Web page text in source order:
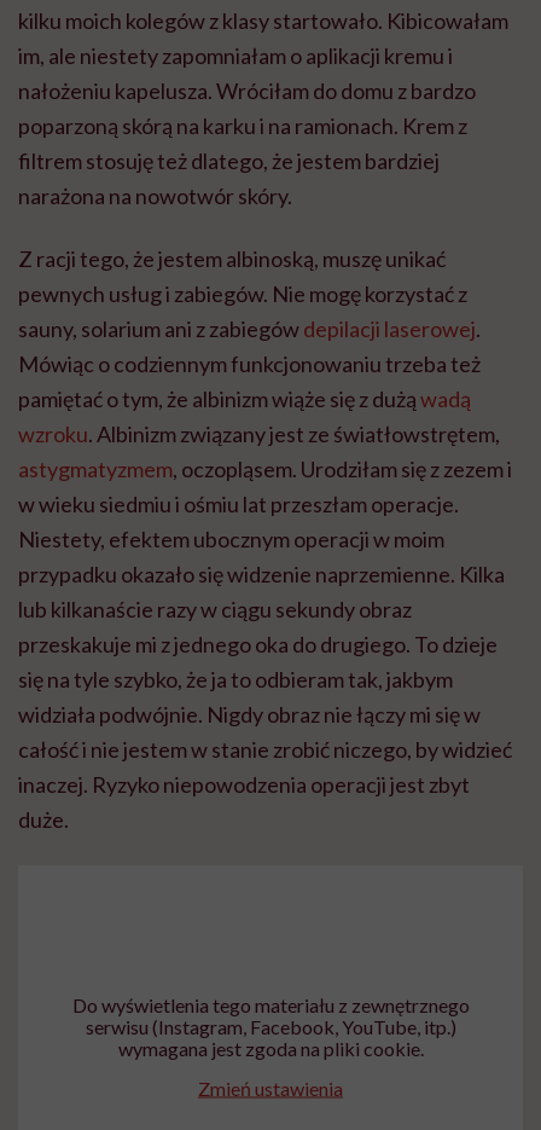
kilku moich kolegów z klasy startowało. Kibicowałam
im, ale niestety zapomniałam o aplikacji kremu i
nałożeniu kapelusza. Wróciłam do domu z bardzo
poparzoną skórą na karku i na ramionach. Krem z
filtrem stosuję też dlatego, że jestem bardziej
narażona na nowotwór skóry.
Z racji tego, że jestem albinoską, muszę unikać
pewnych usług i zabiegów. Nie mogę korzystać z
sauny, solarium ani z zabiegówdepilacji laserowej.
Mówiąc o codziennym funkcjonowaniu trzeba też
pamiętać o tym, że albinizm wiąże się z dużąwadą
wzroku. Albinizm związany jest ze światłowstrętem,
astygmatyzmem, oczopląsem. Urodziłam się z zezem i
w wieku siedmiu i ośmiu lat przeszłam operacje.
Niestety, efektem ubocznym operacji w moim
przypadku okazało się widzenie naprzemienne. Kilka
lub kilkanaście razy w ciągu sekundy obraz
przeskakuje mi z jednego oka do drugiego. To dzieje
się na tyle szybko, że ja to odbieram tak, jakbym
widziała podwójnie. Nigdy obraz nie łączy mi się w
całość i nie jestem w stanie zrobić niczego, by widzieć
inaczej. Ryzyko niepowodzenia operacji jest zbyt
duże.
Do wyświetlenia tego materiału z zewnętrznego
serwisu (Instagram, Facebook, YouTube, itp.)
wymagana jest zgoda na pliki cookie.
Zmień ustawienia